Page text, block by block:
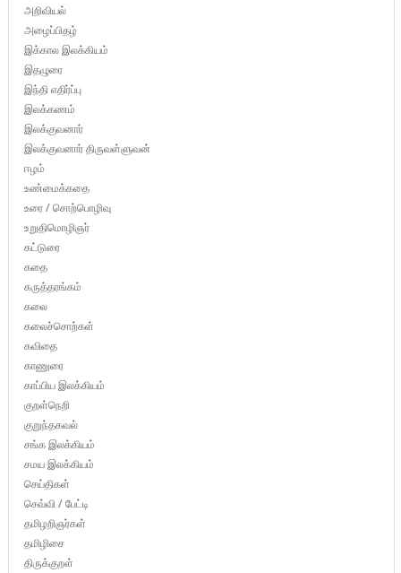
அறிவியல்
அழைப்பிதழ்
இக்கால இலக்கியம்
இதழுரை
இந்தி எதிர்ப்பு
இலக்கணம்
இலக்குவனார்
இலக்குவனார் திருவள்ளுவன்
ஈழம்
உண்மைக்கதை
உரை / சொற்பொழிவு
உறுதிமொழிஞர்
கட்டுரை
கதை
கருத்தரங்கம்
கலை
கலைச்சொற்கள்
கவிதை
காணுரை
காப்பிய இலக்கியம்
குறள்நெறி
குறுந்தகவல்
சங்க இலக்கியம்
சமய இலக்கியம்
செய்திகள்
செவ்வி / பேட்டி
தமிழறிஞர்கள்
தமிழிசை
திருக்குறள்